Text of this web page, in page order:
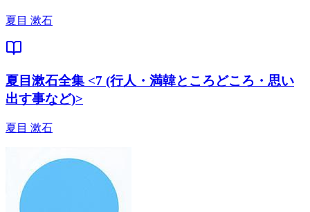
夏目 漱石
夏目漱石全集 <7 (行人・満韓ところどころ・思い
出す事など)>
夏目 漱石